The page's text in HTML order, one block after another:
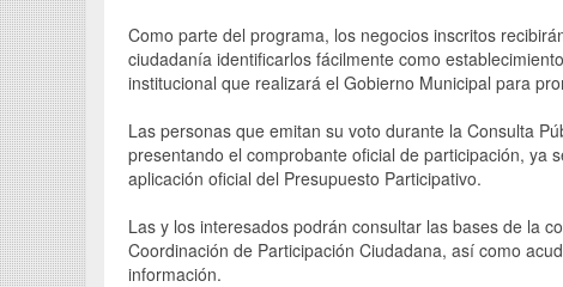
Como parte del programa, los negocios inscritos
ciudadanía identificarlos fácilmente como
institucional que realizará el Gobierno Municipal para
Las personas que emitan su voto durante la Consulta
presentando el comprobante oficial de participación, ya
aplicación oficial del Presupuesto Participativo.
Las y los interesados podrán consultar las bases de la
Coordinación de Participación Ciudadana, así como
información.